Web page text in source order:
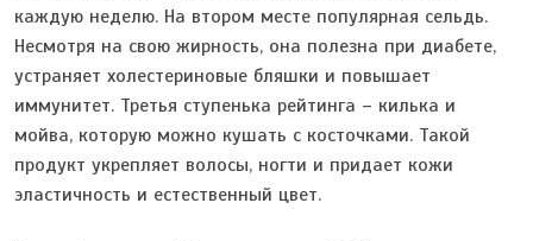
каждую неделю. На втором месте популярная сельдь.
Несмотря на свою жирность, она полезна при диабете,
устраняет холестериновые бляшки и повышает
иммунитет. Третья ступенька рейтинга – килька и
мойва, которую можно кушать с косточками. Такой
продукт укрепляет волосы, ногти и придает кожи
эластичность и естественный цвет.